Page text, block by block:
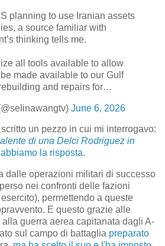
planning to use Iranian assets
a source familiar with
thinking tells me.
all tools available to allow
made available to our Gulf
and repairs for…
June 6, 2026
un pezzo in cui mi interrogavo:
di una Delci Rodriguez in
la risposta.
dalle operazioni militari di successo
nei confronti delle fazioni
esercito), permettendo a queste
E questo grazie alle
guerra aerea capitanata dagli A-
sul campo di battaglia preparato